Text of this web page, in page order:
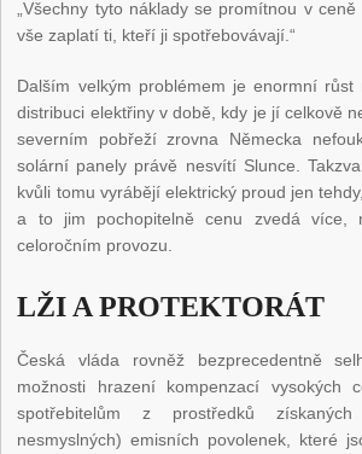
„Všechny tyto náklady se promítnou v
vše zaplatí ti, kteří ji spotřebovávají.“
Dalším velkým problémem je enormní
distribuci elektřiny v době, kdy je jí celkově
severním pobřeží zrovna Německa
solární panely právě nesvítí Slunce.
kvůli tomu vyrábějí elektrický proud jen
a to jim pochopitelně cenu zvedá více,
celoročním provozu.
LŽI A PROTEKTORÁT
Česká vláda rovněž bezprecedentně
možnosti hrazení kompenzací vysokých
spotřebitelům z prostředků
nesmyslných) emisních povolenek, které